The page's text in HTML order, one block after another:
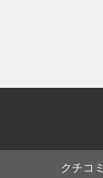
クチコミ